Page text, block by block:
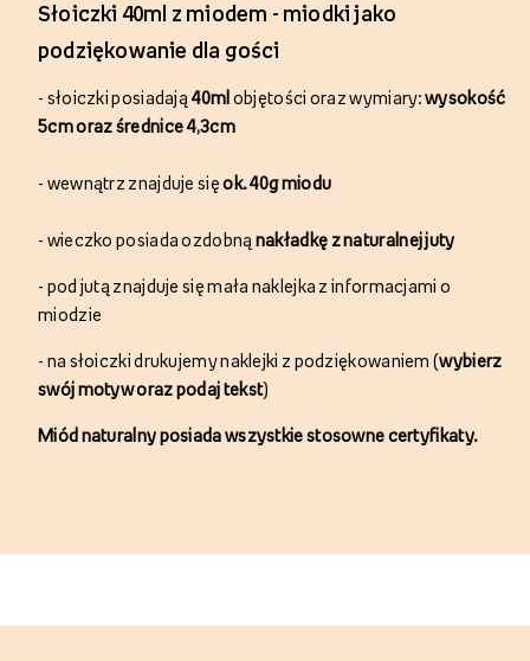
Miód
podziękowanie dla gości
5cm oraz średnice 4,3cm
- wewnątrz znajduje się ok.40g miodu
- wieczko posiada ozdobną
- pod jutą znajduje się mała naklejka z informacjami o
miodzie
- na słoiczkidrukujemy naklejki z podziękowaniem(wybierz